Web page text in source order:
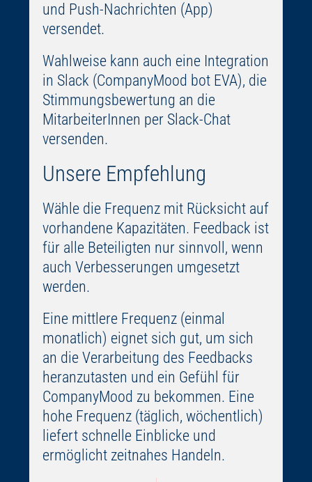
und Push-Nachrichten (App)
versendet.
Wahlweise kann auch eine Integration
in Slack (CompanyMood bot EVA), die
Stimmungsbewertung an die
MitarbeiterInnen per Slack-Chat
versenden.
Unsere Empfehlung
Wähle die Frequenz mit Rücksicht auf
vorhandene Kapazitäten. Feedback ist
für alle Beteiligten nur sinnvoll, wenn
auch Verbesserungen umgesetzt
werden.
Eine mittlere Frequenz (einmal
monatlich) eignet sich gut, um sich
an die Verarbeitung des Feedbacks
heranzutasten und ein Gefühl für
CompanyMood zu bekommen. Eine
hohe Frequenz (täglich, wöchentlich)
liefert schnelle Einblicke und
ermöglicht zeitnahes Handeln.